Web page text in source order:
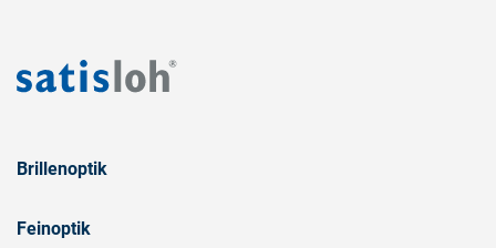
Brillenoptik
Feinoptik